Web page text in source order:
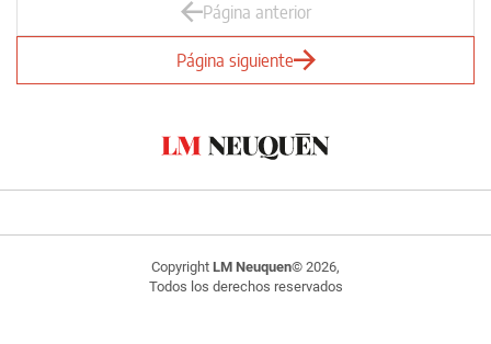
Página anterior
Página siguiente
Copyright LM Neuquen© 2026,
Todos los derechos reservados